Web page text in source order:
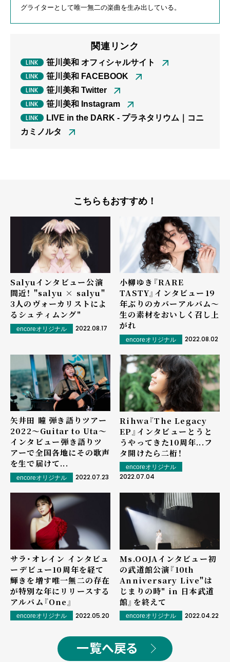
グライターとして唯一無二の楽曲を生み出している。
関連リンク
笹川美和 オフィシャルサイト
笹川美和 FACEBOOK
笹川美和 Twitter
笹川美和 Instagram
LIVE in the DARK - プラネタリウム｜コニ
カミノルタ
こちらもおすすめ！
Salyuインタビュー――公演
間近！ "salyu × salyu"
3人のヴォーカリストによ
るシュティムング"
encoreオリジナル 2022.08.17
小柳ゆき『RARE
TASTY』インタビュー――19
年ぶりのカバーアルバム～
生の素材をおいしく召し上
がれ
encoreオリジナル 2022.08.02
矢井田 瞳 弾き語りツアー
2022〜Guitar to Uta〜
インタビュー――弾き語りツ
アーで全国各地にその歌声
を生で届けて...
encoreオリジナル 2022.07.23
Rihwa『The Legacy
EP』インタビュー――とうと
うやってきた10周年...フ
タ開けたら二桁！
encoreオリジナル
2022.07.04
サラ・オレイン インタビュ
ー――デビュー10周年を経て
輝きを増す唯一無二の存在
が特別な年にリリースする
アルバム『One』
encoreオリジナル 2022.05.20
Ms.OOJAインタビュー――初
の武道館公演『10th
Anniversary Live"は
じまりの時" in 日本武道
館』を終えて
encoreオリジナル 2022.04.22
一覧へ戻る